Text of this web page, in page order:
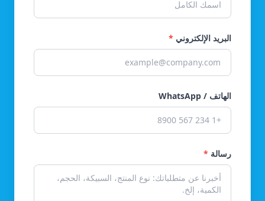
البريد الإلكتروني *
الهاتف / WhatsApp
رسالة *